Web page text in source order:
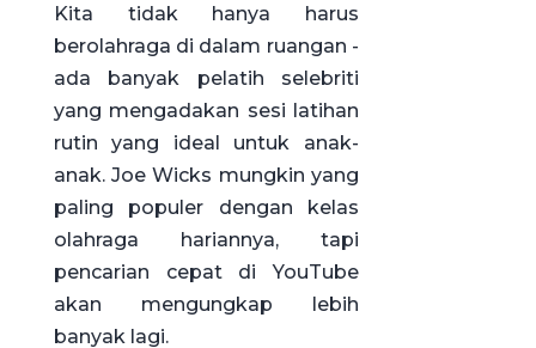
Kita tidak hanya harus
berolahraga di dalam ruangan -
ada banyak pelatih selebriti
yang mengadakan sesi latihan
rutin yang ideal untuk anak-
anak. Joe Wicks mungkin yang
paling populer dengan kelas
olahraga hariannya, tapi
pencarian cepat di YouTube
akan mengungkap lebih
banyak lagi.